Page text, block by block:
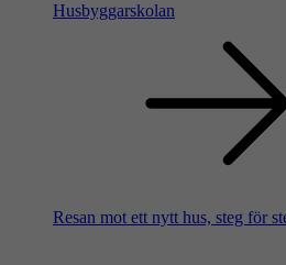
Husbyggarskolan
Resan mot ett nytt hus, steg för